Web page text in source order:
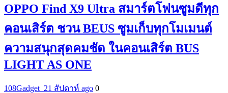
OPPO Find X9 Ultra สมาร์ตโฟนซูมดีทุก
คอนเสิร์ต ชวน BEUS ซูมเก็บทุกโมเมนต์
ความสนุกสุดคมชัด ในคอนเสิร์ต BUS
LIGHT AS ONE
108Gadget_21 สัปดาห์ ago 0